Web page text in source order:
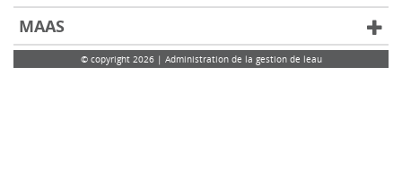
MAAS
© copyright 2026 | Administration de la gestion de leau